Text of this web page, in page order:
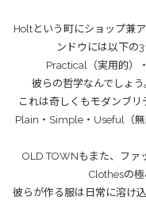
Holtという町にショップ兼
ンドウには以下の
Practical（実用的）
彼らの哲学なんでしょ
これは奇しくもモダンブリ
Plain・Simple・Useful（
OLD TOWNもまた、ファ
Clothesの極
彼らが作る服は日常に溶け